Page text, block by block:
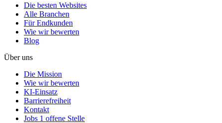
Die besten Websites
Alle Branchen
Für Endkunden
Wie wir bewerten
Blog
Über uns
Die Mission
Wie wir bewerten
KI-Einsatz
Barrierefreiheit
Kontakt
Jobs 1 offene Stelle